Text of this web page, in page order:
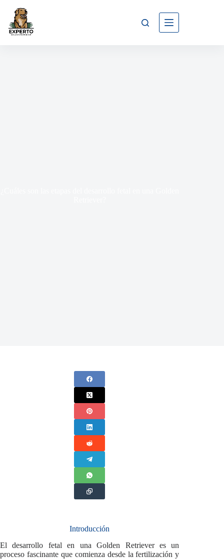
Introducción
El desarrollo fetal en una Golden Retriever es un
proceso fascinante que comienza desde la fertilización y